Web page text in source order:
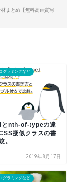
まとめ【無料高画質写
グラミングなど
nth-of-typeの違
擬似クラスの書
。
2019年8月17日
グラミングなど